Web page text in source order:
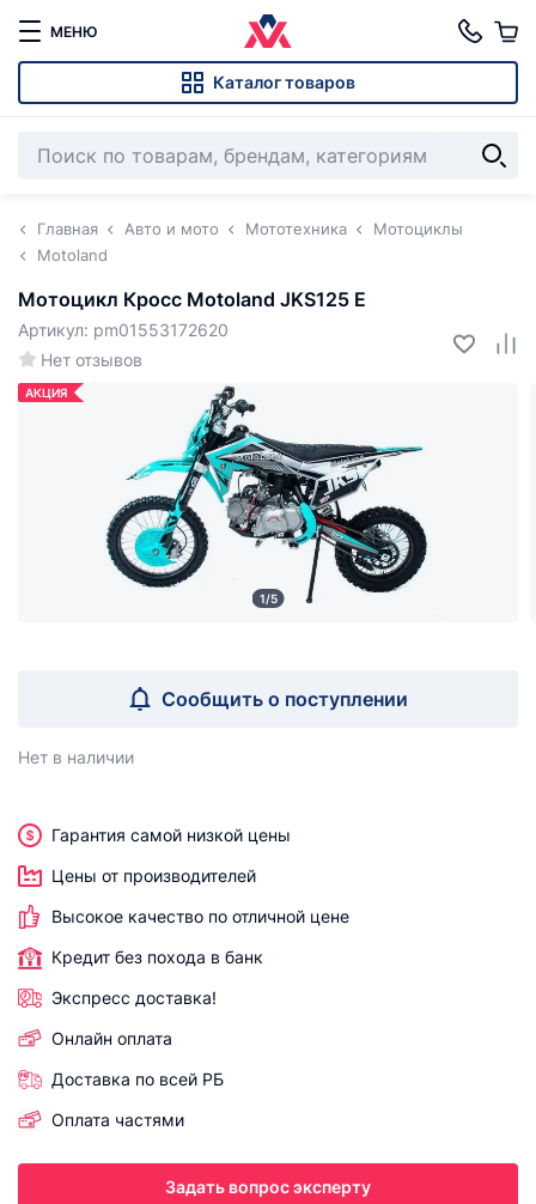
МЕНЮ
Каталог товаров
Главная Авто и мото Мототехника
Мотоциклы
Motoland
Мотоцикл Кросс Motoland JKS125 E
Нет отзывов
Артикул: pm01553172620
АКЦИЯ
1/5
Сообщить о поступлении
Нет в наличии
Гарантия самой низкой цены
Цены от производителей
Высокое качество по отличной цене
Кредит без похода в банк
Экспресс доставка!
Онлайн оплата
Доставка по всей РБ
Оплата частями
Задать вопрос эксперту